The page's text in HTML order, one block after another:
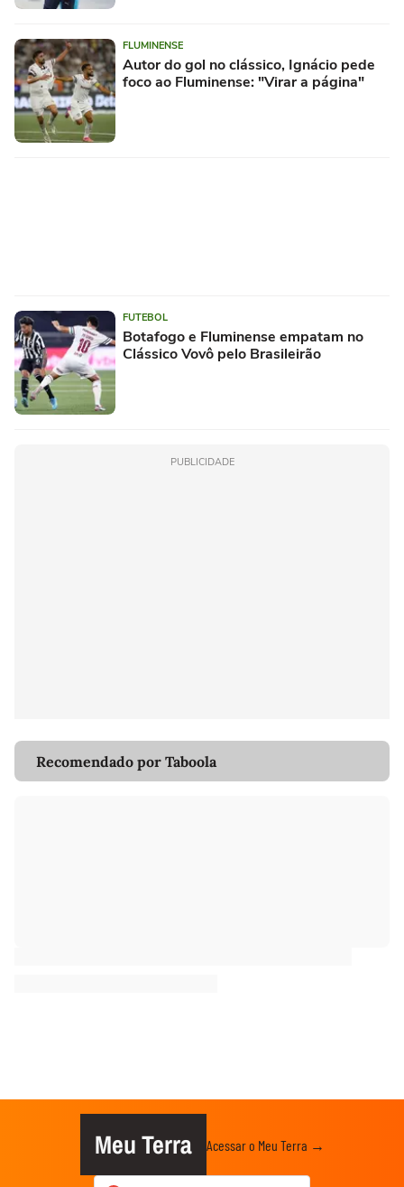
FLUMINENSE
Autor do gol no clássico, Ignácio pede
foco ao Fluminense: "Virar a página"
FUTEBOL
Botafogo e Fluminense empatam no
Clássico Vovô pelo Brasileirão
PUBLICIDADE
Recomendado por Taboola
Meu Terra Acessar o Meu Terra →